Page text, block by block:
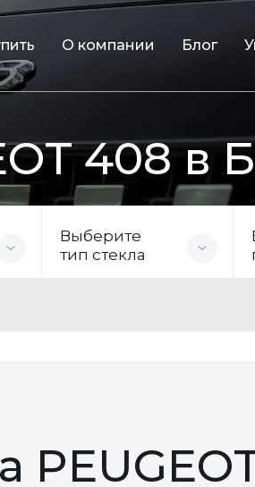
О компании Блог
408 в
Выберите
тип стекла